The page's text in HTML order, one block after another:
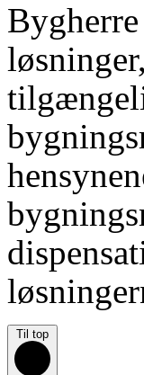
Til top